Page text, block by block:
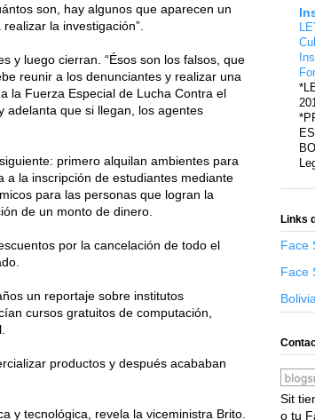
son, hay algunos que aparecen un
la investigación”.
y luego cierran. “Ésos son los falsos, que
reunir a los denunciantes y realizar una
la Fuerza Especial de Lucha Contra el
adelanta que si llegan, los agentes
primero alquilan ambientes para
a la inscripción de estudiantes mediante
para las personas que logran la
de un monto de dinero.
por la cancelación de todo el
un reportaje sobre institutos
cursos gratuitos de computación,
productos y después acababan
y tecnológica, revela la viceministra Brito.
Links
Face
Face
Sit
o tu